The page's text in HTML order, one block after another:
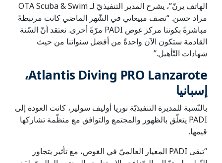
الهاتف يرنّ”، يشرح المدير التنفيذيّ لـ OTA Scuba & Swim
مراد حسن. “نصف مبيعاتي في الشّهر الماضي كانت مرتبطةً
مباشرةً بكوننا مركز غوص PADI مرّةً أخرى. نعتقد أنّ السّنة
القادمة ستكون الآن واحدةً من أفضل سنواتنا من حيث
شهادات التّأهيل.”
Atlantis Diving PRO Lanzarote،
إسبانيا
بالنّسبة للمديرة التنفيذيّة نوريا أوليف سولير، كانت العودة إلى
PADI يتعلّق بالظهور والمجتمع والتوافق مع منظّمة تشاركها
قيمها.
“تبقى PADI المعيار العالميّ في الغوص، مع تأثير يتجاوز